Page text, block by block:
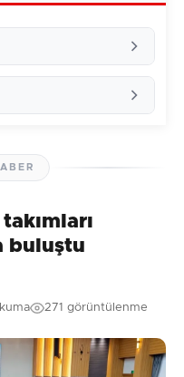
yorumu siz yapın!
buluştu
271 görüntülenme